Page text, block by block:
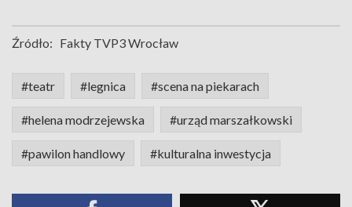
Źródło: Fakty TVP3 Wrocław
#teatr #legnica #scena na piekarach
#helena modrzejewska #urząd marszałkowski
#pawilon handlowy #kulturalna inwestycja